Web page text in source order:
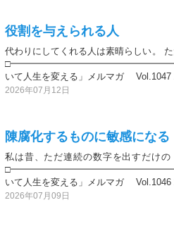
役割を与えられる人
代わりにしてくれる人は素晴らしい。
□━━━━━━━━━━━━━━━━━━ エ
いて人生を変える」メルマガ Vol.1047
2026年07月12日
陳腐化するものに敏感になる
私は昔、ただ連続の数字を出すだけの
□━━━━━━━━━━━━━━━━━━ エ
いて人生を変える」メルマガ Vol.1046
2026年07月09日